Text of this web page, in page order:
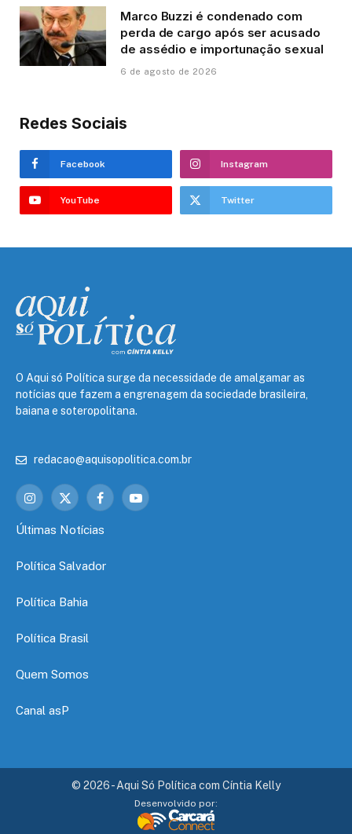
Marco Buzzi é condenado com
perda de cargo após ser acusado
de assédio e importunação sexual
6 de agosto de 2026
Redes Sociais
Facebook Instagram
YouTube Twitter
O Aqui só Política surge da necessidade de amalgamar as
notícias que fazem a engrenagem da sociedade brasileira,
baiana e soteropolitana.
redacao@aquisopolitica.com.br
Instagram
X
FacebookYouTube
Últimas Notícias
Política Salvador
Política Bahia
Política Brasil
Quem Somos
Canal asP
© 2026 - Aqui Só Política com Cíntia Kelly
Desenvolvido por: